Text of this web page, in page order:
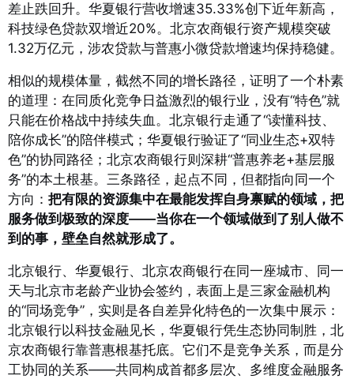
差止跌回升。华夏银行营收增速35.33%创下近年新高，
科技绿色贷款双增近20%。北京农商银行资产规模突破
1.32万亿元，涉农贷款与普惠小微贷款增速均保持稳健。
相似的规模体量，截然不同的增长路径，证明了一个朴素
的道理：在同质化竞争日益激烈的银行业，没有“特色”就
只能在价格战中持续失血。北京银行走通了“读懂科技、
陪你成长”的陪伴模式；华夏银行验证了“同业生态+双特
色”的协同路径；北京农商银行则深耕“普惠养老+基层服
务”的本土根基。三条路径，起点不同，但都指向同一个
方向： 把有限的资源集中在最能发挥自身禀赋的领域，把
服务做到极致的深度——当你在一个领域做到了别人做不
到的事，壁垒自然就形成了。
北京银行、华夏银行、北京农商银行在同一座城市、同一
天与北京市老龄产业协会签约，表面上是三家金融机构
的“同场竞争”，实则是各自差异化特色的一次集中展示：
北京银行以科技金融见长，华夏银行凭生态协同制胜，北
京农商银行靠普惠根基托底。它们不是竞争关系，而是分
工协同的关系——共同构成首都多层次、多维度金融服务